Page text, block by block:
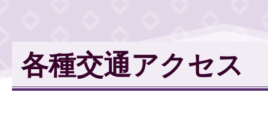
各種交通アクセス